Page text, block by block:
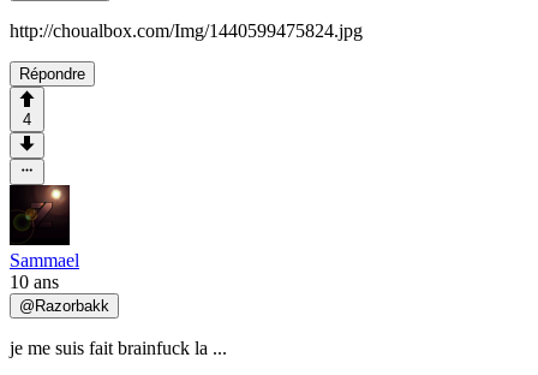
http://choualbox.com/Img/1440599475824.jpg
Répondre
4
Sammael
10 ans
@ Razorbakk
je me suis fait brainfuck la ...